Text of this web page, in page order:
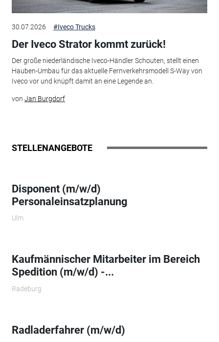
30.07.2026 #Iveco Trucks
Der Iveco Strator kommt zurück!
Der große niederländische Iveco-Händler Schouten, stellt einen
Hauben-Umbau für das aktuelle Fernverkehrsmodell S-Way von
Iveco vor und knüpft damit an eine Legende an.
von Jan Burgdorf
STELLENANGEBOTE
Disponent (m/w/d)
Personaleinsatzplanung
Ulm
Kaufmännischer Mitarbeiter im Bereich
Spedition (m/w/d) -...
Radeburg
Radladerfahrer (m/w/d)